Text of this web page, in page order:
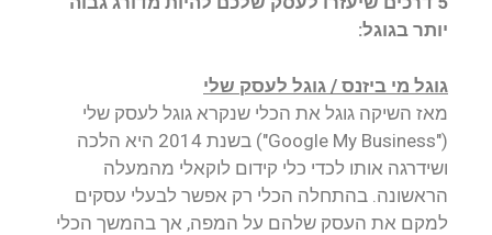
יותר בגוגל:
גוגל מי ביזנס / גוגל לעסק שלי
מאז השיקה גוגל את הכלי שנקרא גוגל לעסק שלי
("Google My Business") בשנת 2014 היא הלכה
ושידרגה אותו לכדי כלי קידום לוקאלי מהמעלה
הראשונה. בהתחלה הכלי רק אפשר לבעלי עסקים
למקם את העסק שלהם על המפה, אך בהמשך הכלי